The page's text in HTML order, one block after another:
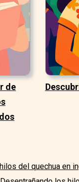
de
del quechua en